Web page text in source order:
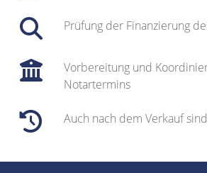
Prüfung der Finanzierung
Vorbereitung und
Notartermins
Auch nach dem Verkauf